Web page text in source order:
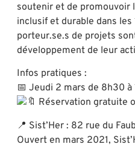
soutenir et de promouvoir
inclusif et durable dans
porteur.se.s de projets
développement de leur
Infos pratiques :
📅 Jeudi 2 mars de 8h30 à
Réservation gratuite
📍 Sist’Her : 82 rue du
Ouvert en mars 2021,